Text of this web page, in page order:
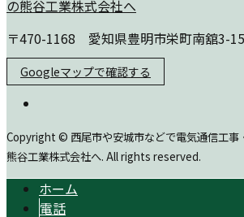
〒470-1168 愛知県豊明市栄町南舘3-
Googleマップで確認する
Copyright © 西尾市や安城市などで電気通信工事
熊谷工業株式会社へ. All rights reserved.
ホーム
電話